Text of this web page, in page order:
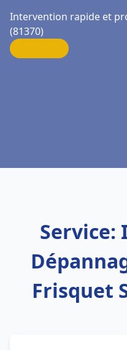
Intervention rapide et
(81370)
Frisquet